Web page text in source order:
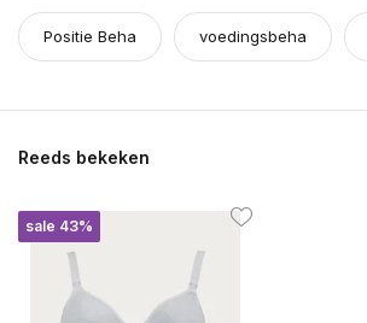
Positie Beha voedingsbeha
Reeds bekeken
sale 43%